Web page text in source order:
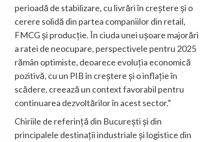
perioadă de stabilizare, cu livrări în creștere și o
cerere solidă din partea companiilor din retail,
FMCG și producție. În ciuda unei ușoare majorări
a ratei de neocupare, perspectivele pentru 2025
rămân optimiste, deoarece evoluția economică
pozitivă, cu un PIB în creștere și o inflație în
scădere, creează un context favorabil pentru
continuarea dezvoltărilor în acest sector.”
Chiriile de referință din București și din
principalele destinații industriale și logistice din